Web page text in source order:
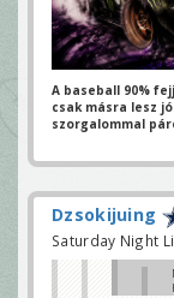
A baseball 90%
csak másra lesz jó.
szorgalommal
Dzsokijuing
Saturday Night